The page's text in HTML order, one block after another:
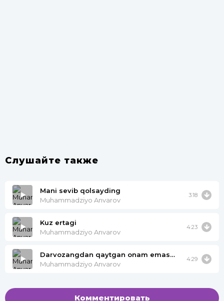
Слушайте также
Mani sevib qolsayding
Muhammadziyo Anvarov
3:18
Kuz ertagi
Muhammadziyo Anvarov
4:23
Darvozangdan qaytgan onam emasmidi
Muhammadziyo Anvarov
4:29
Комментировать